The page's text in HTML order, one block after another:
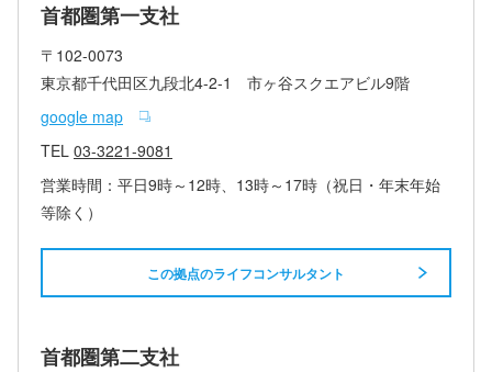
首都圏第一支社
〒102-0073
東京都千代田区九段北4-2-1 市ヶ谷スクエアビル9階
google map
TEL 03-3221-9081
営業時間：平日9時～12時、13時～17時（祝日・年末年始
等除く）
この拠点のライフコンサルタント
首都圏第二支社